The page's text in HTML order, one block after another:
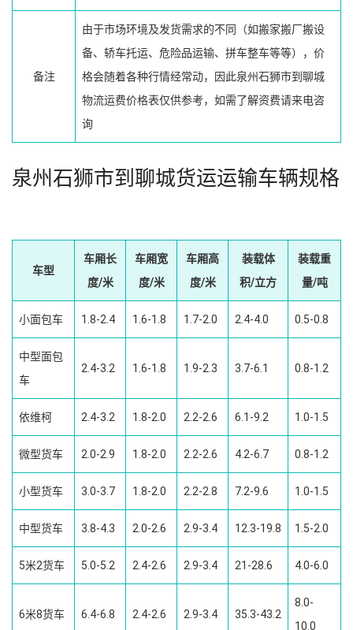
备注
由于市场环境及发货需求的不同（如搬家搬厂搬设
备、轿车托运、危险品运输、拼车整车等等），价
格会随着各种行情经常动，因此泉州石狮市到聊城
物流运费价格表仅供参考，如需了解资费请来电咨
询
泉州石狮市到聊城货运运输车辆规格
车型
车厢长
度/米
车厢宽
度/米
车厢高
度/米
装载体
积/立方
装载重
量/吨
小面包车 1.8-2.4 1.6-1.8 1.7-2.0 2.4-4.0 0.5-0.8
中型面包
车
2.4-3.2 1.6-1.8 1.9-2.3 3.7-6.1 0.8-1.2
依维柯 2.4-3.2 1.8-2.0 2.2-2.6 6.1-9.2 1.0-1.5
微型货车 2.0-2.9 1.8-2.0 2.2-2.6 4.2-6.7 0.8-1.2
小型货车 3.0-3.7 1.8-2.0 2.2-2.8 7.2-9.6 1.0-1.5
中型货车 3.8-4.3 2.0-2.6 2.9-3.4 12.3-19.8 1.5-2.0
5米2货车 5.0-5.2 2.4-2.6 2.9-3.4 21-28.6 4.0-6.0
6米8货车 6.4-6.8 2.4-2.6 2.9-3.4 35.3-43.2
8.0-
10.0